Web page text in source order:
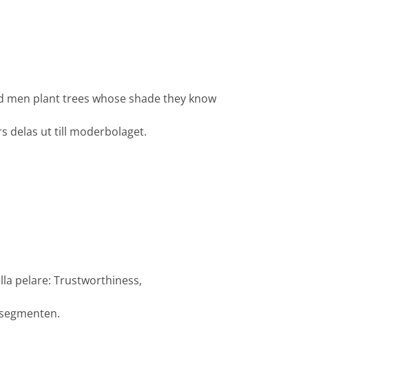
men plant trees whose shade they know
delas ut till moderbolaget.
pelare: Trustworthiness,